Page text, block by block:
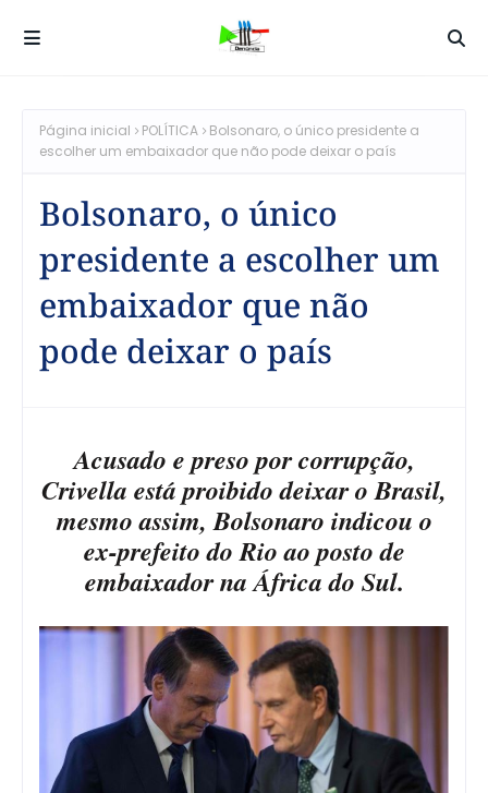
Página inicial POLÍTICA
Bolsonaro, o único presidente a
escolher um embaixador que não pode deixar o país
Bolsonaro, o único
presidente a escolher um
embaixador que não
pode deixar o país
Acusado e preso por corrupção,
Crivella está proibido deixar o Brasil,
mesmo assim, Bolsonaro indicou o
ex-prefeito do Rio ao posto de
embaixador na África do Sul.